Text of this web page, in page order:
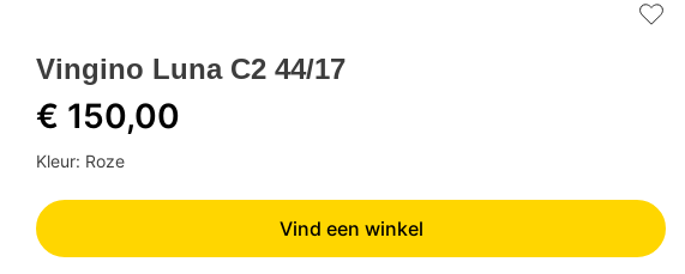
Vingino Luna C2 44/17
€ 150,00
Kleur: Roze
Vind een winkel